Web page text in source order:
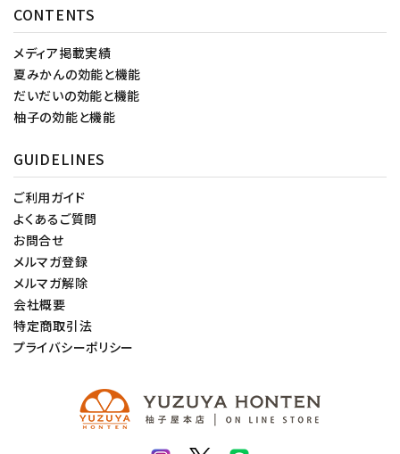
CONTENTS
メディア掲載実績
夏みかんの効能と機能
だいだいの効能と機能
柚子の効能と機能
GUIDELINES
ご利用ガイド
よくあるご質問
お問合せ
メルマガ登録
メルマガ解除
会社概要
特定商取引法
プライバシーポリシー